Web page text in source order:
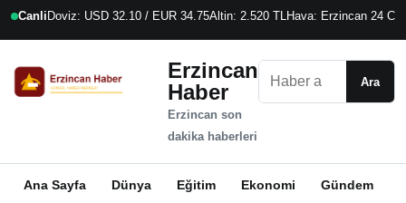
Canli Doviz: USD 32.10 / EUR 34.75Altin: 2.520 TLHava: Erzincan 24 C
Erzincan
Haber
Erzincan son
dakika haberleri
Ara
Ana Sayfa Dünya Eğitim Ekonomi Gündem